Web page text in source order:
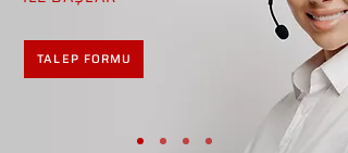
TALEP FORMU